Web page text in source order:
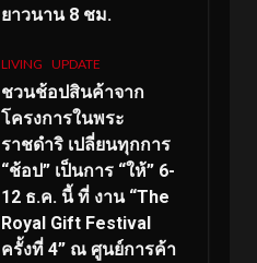
ยาวนาน 8 ชม.
LIVING UPDATE
ชวนช้อปสินค้าจาก
โครงการในพระ
ราชดำริ เปลี่ยนทุกการ
“ช้อป” เป็นการ “ให้” 6-
12 ธ.ค. นี้ ที่ งาน “The
Royal Gift Festival
ครั้งที่ 4” ณ ศูนย์การค้า